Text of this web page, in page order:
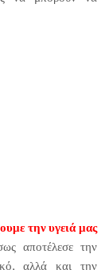
την υγειά μας
αποτέλεσε την
αλλά και την